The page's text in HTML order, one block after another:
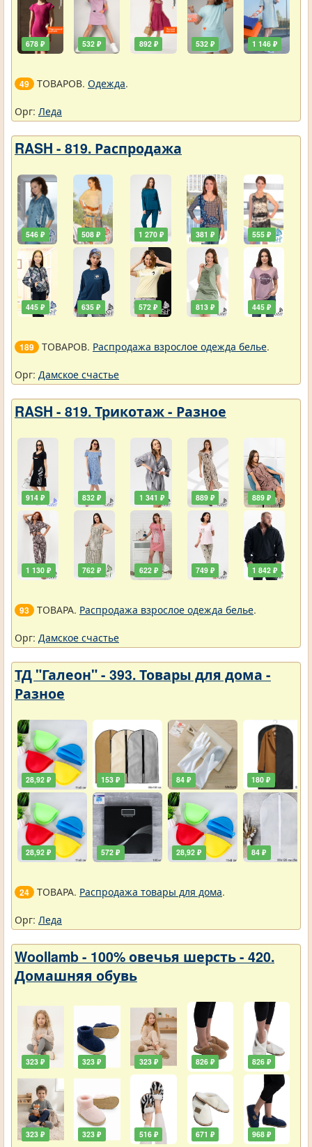
678 ₽ 532 ₽ 892 ₽ 532 ₽ 1 146 ₽
49 ТОВАРОВ. Одежда.
Орг: Леда
RASH - 819. Распродажа
546 ₽
445 ₽
508 ₽
635 ₽
1 270 ₽
572 ₽
381 ₽
813 ₽
555 ₽
445 ₽
189 ТОВАРОВ. Распродажа взрослое одежда белье.
Орг: Дамское счастье
RASH - 819. Трикотаж - Разное
914 ₽
1 130 ₽
832 ₽
762 ₽
1 341 ₽
622 ₽
889 ₽
749 ₽
889 ₽
1 842 ₽
93 ТОВАРА. Распродажа взрослое одежда белье.
Орг: Дамское счастье
ТД "Галеон" - 393. Товары для дома -
Разное
28,92 ₽
28,92 ₽
153 ₽
572 ₽
84 ₽
28,92 ₽
180 ₽
84 ₽
24 ТОВАРА. Распродажа товары для дома.
Орг: Леда
Woollamb - 100% овечья шерсть - 420.
Домашняя обувь
323 ₽
323 ₽
323 ₽
323 ₽
323 ₽
516 ₽
826 ₽
671 ₽
826 ₽
968 ₽